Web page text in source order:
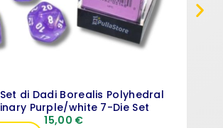
di Dadi Borealis Polyhedral
Purple/white 7-Die Set
15,00 €